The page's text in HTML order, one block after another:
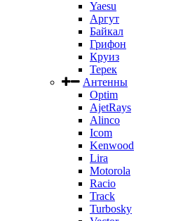
Yaesu
Аргут
Байкал
Грифон
Круиз
Терек
Антенны
Optim
AjetRays
Alinco
Icom
Kenwood
Lira
Motorola
Racio
Track
Turbosky